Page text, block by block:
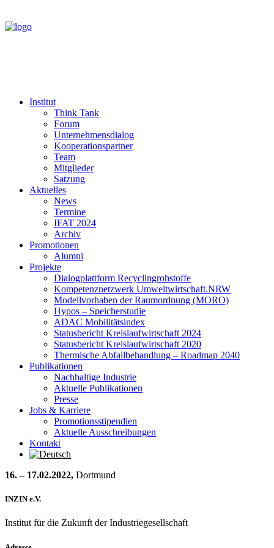
Institut
Think Tank
Forum
Unternehmensdialog
Kooperationspartner
Team
Mitglieder
Satzung
Aktuelles
News
Termine
IFAT 2024
Archiv
Promotionen
Alumni
Projekte
Dialogplattform Recyclingrohstoffe
Kompetenznetzwerk Umweltwirtschaft.NRW
Modellvorhaben der Raumordnung (MORO)
Hypos – Speicherstudie
ADAC Mobilitätsindex
Statusbericht Kreislaufwirtschaft 2024
Statusbericht Kreislaufwirtschaft 2020
Thermische Abfallbehandlung – Roadmap 2040
Publikationen
Nachhaltige Industrie
Aktuelle Publikationen
Presse
Jobs & Karriere
Promotionsstipendien
Aktuelle Ausschreibungen
Kontakt
16. – 17.02.2022, Dortmund
INZIN e.V.
Institut für die Zukunft der Industriegesellschaft